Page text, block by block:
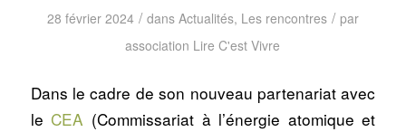
28 février 2024 / dans Actualités, Les rencontres / par
association Lire C'est Vivre
Dans le cadre de son nouveau partenariat avec
leCEA (Commissariat à l’énergie atomique et